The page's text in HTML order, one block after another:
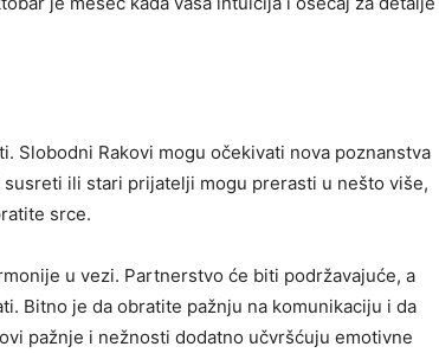
Slobodni Rakovi mogu očekivati nova poznanstva
ili stari prijatelji mogu prerasti u nešto više,
srce.
u vezi. Partnerstvo će biti podržavajuće, a
Bitno je da obratite pažnju na komunikaciju i da
pažnje i nežnosti dodatno učvršćuju emotivne